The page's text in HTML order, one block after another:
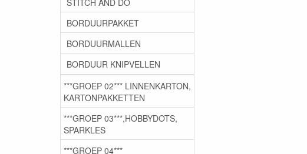
BORDUURPAKKET
BORDUURMALLEN
BORDUUR KNIPVELLEN
***GROEP 02*** LINNENKARTON,
KARTONPAKKETTEN
***GROEP 03***,HOBBYDOTS,
SPARKLES
***GROEP 04***